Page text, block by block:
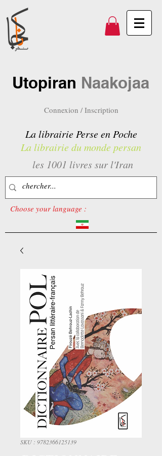
Utopiran Naakojaa
Connexion / Inscription
La librairie Perse en Poche
La librairie du monde persan
les 1001 livres sur l'Iran
Choose your language :
SKU : 9782366125139